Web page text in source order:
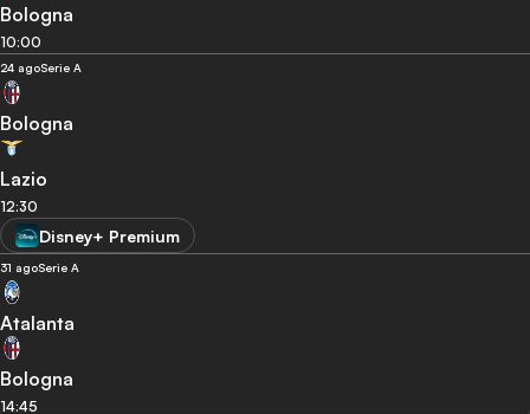
Bologna
10:00
24 agoSerie A
Bologna
Lazio
12:30
Disney+ Premium
31 agoSerie A
Atalanta
Bologna
14:45